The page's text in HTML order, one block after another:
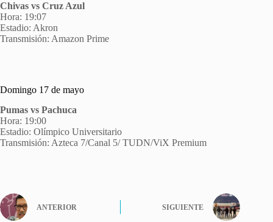
Chivas vs Cruz Azul
Hora: 19:07
Estadio: Akron
Transmisión: Amazon Prime
Domingo 17 de mayo
Pumas vs Pachuca
Hora: 19:00
Estadio: Olímpico Universitario
Transmisión: Azteca 7/Canal 5/ TUDN/ViX Premium
ANTERIOR SIGUIENTE